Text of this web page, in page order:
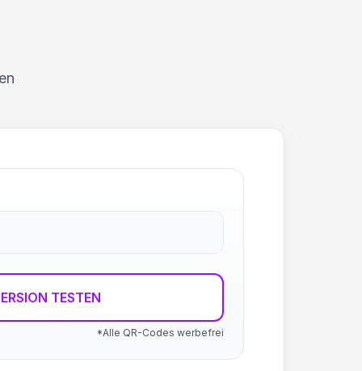
TESTEN
*Alle QR-Codes werbefrei